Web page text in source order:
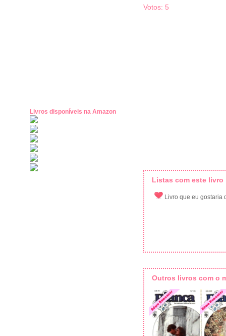
Livros disponíveis na Amazon
Votos: 5
Listas com este livro
Livro que eu gostaria
Outros livros com o